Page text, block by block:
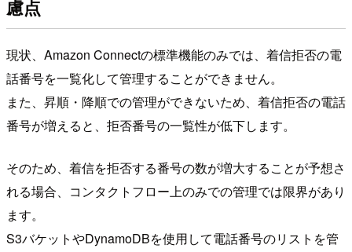
慮点
現状、Amazon Connectの標準機能のみでは、着信拒否の電
話番号を一覧化して管理することができません。
また、昇順・降順での管理ができないため、着信拒否の電話
番号が増えると、拒否番号の一覧性が低下します。
そのため、着信を拒否する番号の数が増大することが予想さ
れる場合、コンタクトフロー上のみでの管理では限界があり
ます。
S3バケットやDynamoDBを使用して電話番号のリストを管